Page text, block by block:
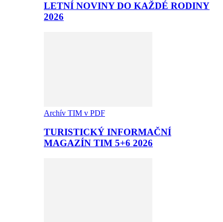
LETNÍ NOVINY DO KAŽDÉ RODINY
2026
Archív TIM v PDF
TURISTICKÝ INFORMAČNÍ
MAGAZÍN TIM 5+6 2026